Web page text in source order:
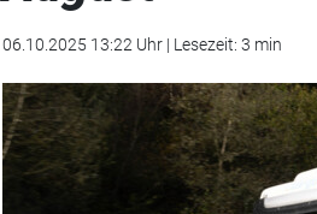
06.10.2025 13:22 Uhr | Lesezeit: 3 min